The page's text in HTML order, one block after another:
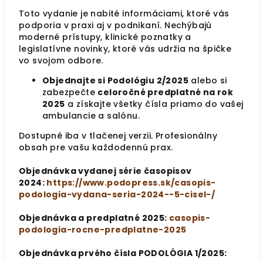
Toto vydanie je nabité informáciami, ktoré vás
podporia v praxi aj v podnikaní. Nechýbajú
moderné prístupy, klinické poznatky a
legislatívne novinky, ktoré vás udržia na špičke
vo svojom odbore.
Objednajte si Podológiu 2/2025 alebo si
zabezpečte celoročné predplatné na rok
2025 a získajte všetky čísla priamo do vašej
ambulancie a salónu.
Dostupné iba v tlačenej verzii. Profesionálny
obsah pre vašu každodennú prax.
Objednávka vydanej série časopisov
2024: https://www.podopress.sk/casopis-
podologia-vydana-seria-2024--5-cisel-/
Objednávka a predplatné 2025: casopis-
podologia-rocne-predplatne-2025
Objednávka prvého čísla PODOLÓGIA 1/2025: